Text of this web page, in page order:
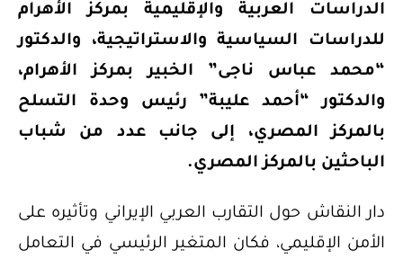
الدراسات العربية والإقليمية بمركز الأهرام
للدراسات السياسية والاستراتيجية، والدكتور
“محمد عباس ناجى” الخبير بمركز الأهرام،
والدكتور “أحمد عليبة” رئيس وحدة التسلح
بالمركز المصري، إلى جانب عدد من شباب
الباحثين بالمركز المصري.
دار النقاش حول التقارب العربي الإيراني وتأثيره على
الأمن الإقليمي، فكان المتغير الرئيسي في التعامل